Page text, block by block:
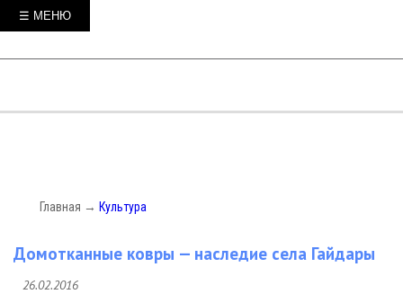
☰ МЕНЮ
Главная → Культура
Домотканные ковры — наследие села Гайдары
26.02.2016